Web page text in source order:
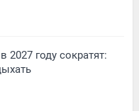
2027 году сократят: